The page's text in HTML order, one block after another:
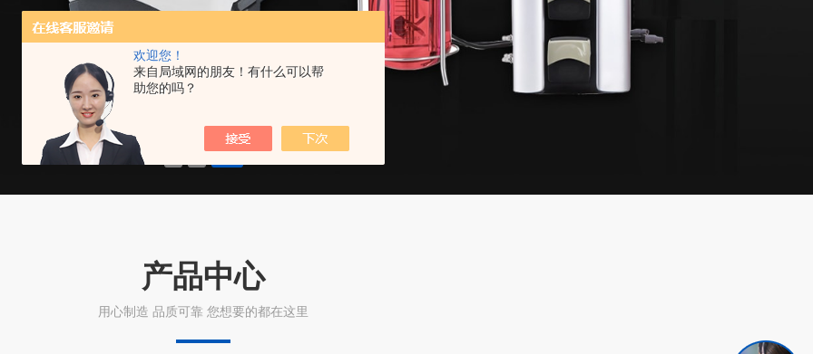
欢迎您！
来自局域网的朋友！有什么可以帮
助您的吗？
产品中心
用心制造 品质可靠 您想要的都在这里